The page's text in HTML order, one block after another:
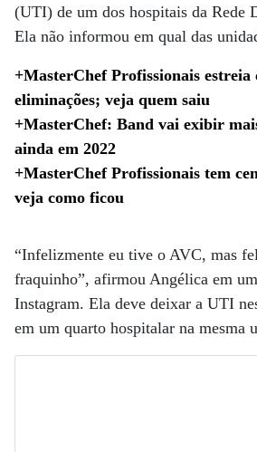
(UTI) de um dos hospitais da Rede
Ela não informou em qual das
+MasterChef Profissionais estreia
eliminações; veja quem saiu
+MasterChef: Band vai exibir
ainda em 2022
+MasterChef Profissionais tem
veja como ficou
“Infelizmente eu tive o AVC, mas
fraquinho”, afirmou Angélica em
Instagram. Ela deve deixar a UTI
em um quarto hospitalar na mesma